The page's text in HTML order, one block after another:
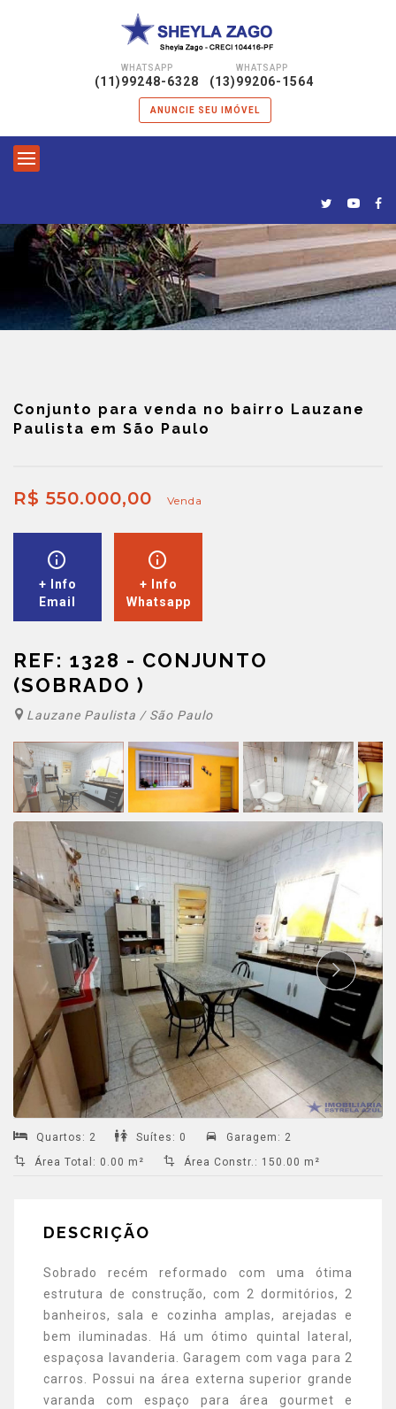
WHATSAPP
(11)99248-6328
WHATSAPP
(13)99206-1564
ANUNCIE SEU IMÓVEL
Conjunto para venda no bairro Lauzane
Paulista em São Paulo
R$ 550.000,00 Venda
+ Info
Email
+ Info
Whatsapp
REF: 1328 - CONJUNTO
(SOBRADO )
Lauzane Paulista / São Paulo
Quartos : 2 Suítes : 0 Garagem : 2
Área Total : 0.00 m² Área Constr. : 150.00 m²
DESCRIÇÃO
Sobrado recém reformado com uma ótima
estrutura de construção, com 2 dormitórios, 2
banheiros, sala e cozinha amplas, arejadas e
bem iluminadas. Há um ótimo quintal lateral,
espaçosa lavanderia. Garagem com vaga para 2
carros. Possui na área externa superior grande
varanda com espaço para área gourmet e